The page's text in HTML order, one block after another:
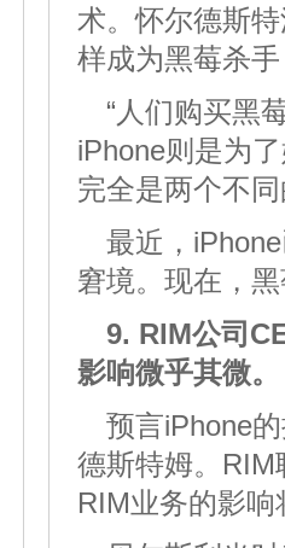
术。怀尔德斯
样成为黑莓杀
“人们购买黑
iPhone则是为
完全是两个不
最近，
窘境。现在，
9. RIM公司
影响微乎其微。
预言iPhone
德斯特姆。RIM
RIM业务的影